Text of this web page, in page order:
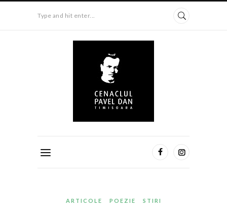
Type and hit enter...
ARTICOLE POEZIE STIRI